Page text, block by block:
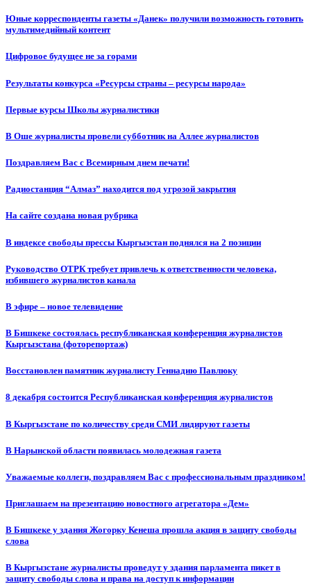
Юные корреспонденты газеты «Данек» получили возможность готовить
мультимедийный контент
Цифровое будущее не за горами
Результаты конкурса «Ресурсы страны – ресурсы народа»
Первые курсы Школы журналистики
В Оше журналисты провели субботник на Аллее журналистов
Поздравляем Вас с Всемирным днем печати!
Радиостанция “Алмаз” находится под угрозой закрытия
На сайте создана новая рубрика
В индексе свободы прессы Кыргызстан поднялся на 2 позиции
Руководство ОТРК требует привлечь к ответственности человека,
избившего журналистов канала
В эфире – новое телевидение
В Бишкеке состоялась республиканская конференция журналистов
Кыргызстана (фоторепортаж)
Восстановлен памятник журналисту Геннадию Павлюку
8 декабря состоится Республиканская конференция журналистов
В Кыргызстане по количеству среди СМИ лидируют газеты
В Нарынской области появилась молодежная газета
Уважаемые коллеги, поздравляем Вас с профессиональным праздником!
Приглашаем на презентацию новостного агрегатора «Дем»
В Бишкеке у здания Жогорку Кенеша прошла акция в защиту свободы
слова
В Кыргызстане журналисты проведут у здания парламента пикет в
защиту свободы слова и права на доступ к информации